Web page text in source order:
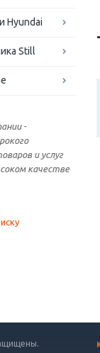
Hyundai
Still
-
и услуг
качестве